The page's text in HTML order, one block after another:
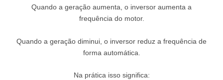
Quando a geração aumenta, o inversor aumenta a
frequência do motor.
Quando a geração diminui, o inversor reduz a frequência de
forma automática.
Na prática isso significa: